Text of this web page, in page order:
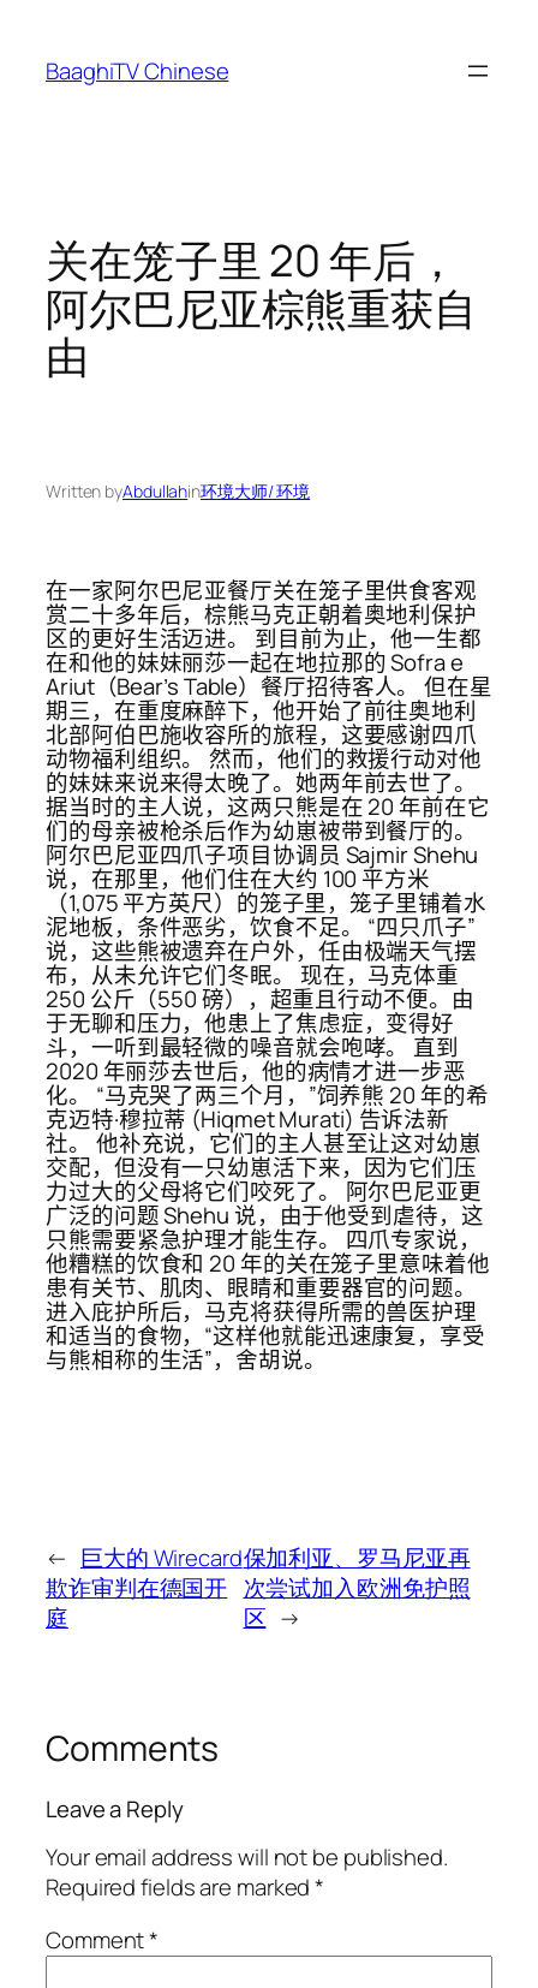
content
BaaghiTV Chinese
关在笼子里 20 年后，
阿尔巴尼亚棕熊重获自
由
Written byAbdullahin环境大师/ 环境
在一家阿尔巴尼亚餐厅关在笼子里供食客观
赏二十多年后，棕熊马克正朝着奥地利保护
区的更好生活迈进。 到目前为止，他一生都
在和他的妹妹丽莎一起在地拉那的 Sofra e
Ariut（Bear’s Table）餐厅招待客人。 但在星
期三，在重度麻醉下，他开始了前往奥地利
北部阿伯巴施收容所的旅程，这要感谢四爪
动物福利组织。 然而，他们的救援行动对他
的妹妹来说来得太晚了。她两年前去世了。
据当时的主人说，这两只熊是在 20 年前在它
们的母亲被枪杀后作为幼崽被带到餐厅的。
阿尔巴尼亚四爪子项目协调员 Sajmir Shehu
说，在那里，他们住在大约 100 平方米
（1,075 平方英尺）的笼子里，笼子里铺着水
泥地板，条件恶劣，饮食不足。 “四只爪子”
说，这些熊被遗弃在户外，任由极端天气摆
布，从未允许它们冬眠。 现在，马克体重
250 公斤（550 磅），超重且行动不便。由
于无聊和压力，他患上了焦虑症，变得好
斗，一听到最轻微的噪音就会咆哮。 直到
2020 年丽莎去世后，他的病情才进一步恶
化。 “马克哭了两三个月，”饲养熊 20 年的希
克迈特·穆拉蒂 (Hiqmet Murati) 告诉法新
社。 他补充说，它们的主人甚至让这对幼崽
交配，但没有一只幼崽活下来，因为它们压
力过大的父母将它们咬死了。 阿尔巴尼亚更
广泛的问题 Shehu 说，由于他受到虐待，这
只熊需要紧急护理才能生存。 四爪专家说，
他糟糕的饮食和 20 年的关在笼子里意味着他
患有关节、肌肉、眼睛和重要器官的问题。
进入庇护所后，马克将获得所需的兽医护理
和适当的食物，“这样他就能迅速康复，享受
与熊相称的生活”，舍胡说。
← 巨大的 Wirecard
欺诈审判在德国开
庭
保加利亚、罗马尼亚再
次尝试加入欧洲免护照
区 →
Comments
Leave a Reply
Your email address will not be published.
Required fields are marked*
Comment*